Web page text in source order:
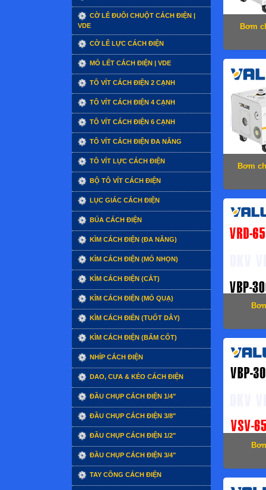
CỜ LÊ ĐUÔI CHUỘT CÁCH ĐIỆN |
VDE
CỜ LÊ LỰC CÁCH ĐIỆN
MỎ LẾT CÁCH ĐIỆN | VDE
TÔ VÍT CÁCH ĐIỆN 2 CẠNH
TÔ VÍT CÁCH ĐIỆN 4 CẠNH
TÔ VÍT CÁCH ĐIỆN 6 CẠNH
TÔ VÍT CÁCH ĐIỆN ĐA NĂNG
TÔ VÍT LỰC CÁCH ĐIỆN
BỘ TÔ VÍT CÁCH ĐIỆN
LỤC GIÁC CÁCH ĐIỆN
BÚA CÁCH ĐIỆN
KÌM CÁCH ĐIỆN (ĐA NĂNG)
KÌM CÁCH ĐIỆN (MỎ NHỌN)
KÌM CÁCH ĐIỆN (CẮT)
KÌM CÁCH ĐIỆN (MỎ QUẠ)
KÌM CÁCH ĐIÊN (TUỐT DÂY)
KÌM CÁCH ĐIỆN (BẤM CỐT)
NHÍP CÁCH ĐIỆN
DAO, CƯA & KÉO CÁCH ĐIỆN
ĐẦU CHỤP CÁCH ĐIỆN 1/4"
ĐẦU CHỤP CÁCH ĐIỆN 3/8"
ĐẦU CHỤP CÁCH ĐIỆN 1/2"
ĐẦU CHỤP CÁCH ĐIỆN 3/4"
TAY CÔNG CÁCH ĐIỆN
Bơm
Bơm